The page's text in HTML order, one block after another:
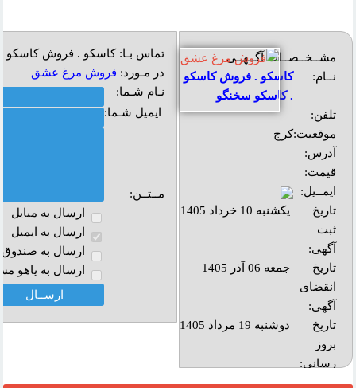
مشــخــصــات آگــهــی
نــام:
کاسکو . فروش کاسکو
. کاسکو سخنگو
تلفن:
موقعیت:کرج
آدرس:
قیمت:
ایمــیل:
تاریخ
ثبت
آگهی:
یکشنبه 10 خرداد 1405
تاریخ
انقضای
آگهی:
جمعه 06 آذر 1405
تاريخ
بروز
رساني:
دوشنبه 19 مرداد 1405
تماس بـا: کاسکو . فروش کاسکو
در مـورد: فروش مرغ عشق
نـام شـما:
ایمیل شـما:
مــتــن:
ارسال به مبايل
ارسال به ايميل
ارسال به صندوق
ارسال به ياهو